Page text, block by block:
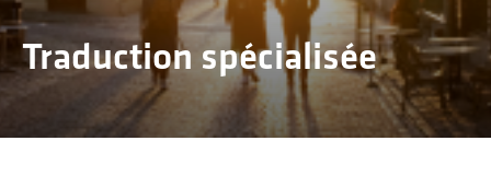
Traduction pour le secteur des biens de luxe
Traduction technique
Traduction pour les secteurs des matières
Contact
Traduction spécialisée